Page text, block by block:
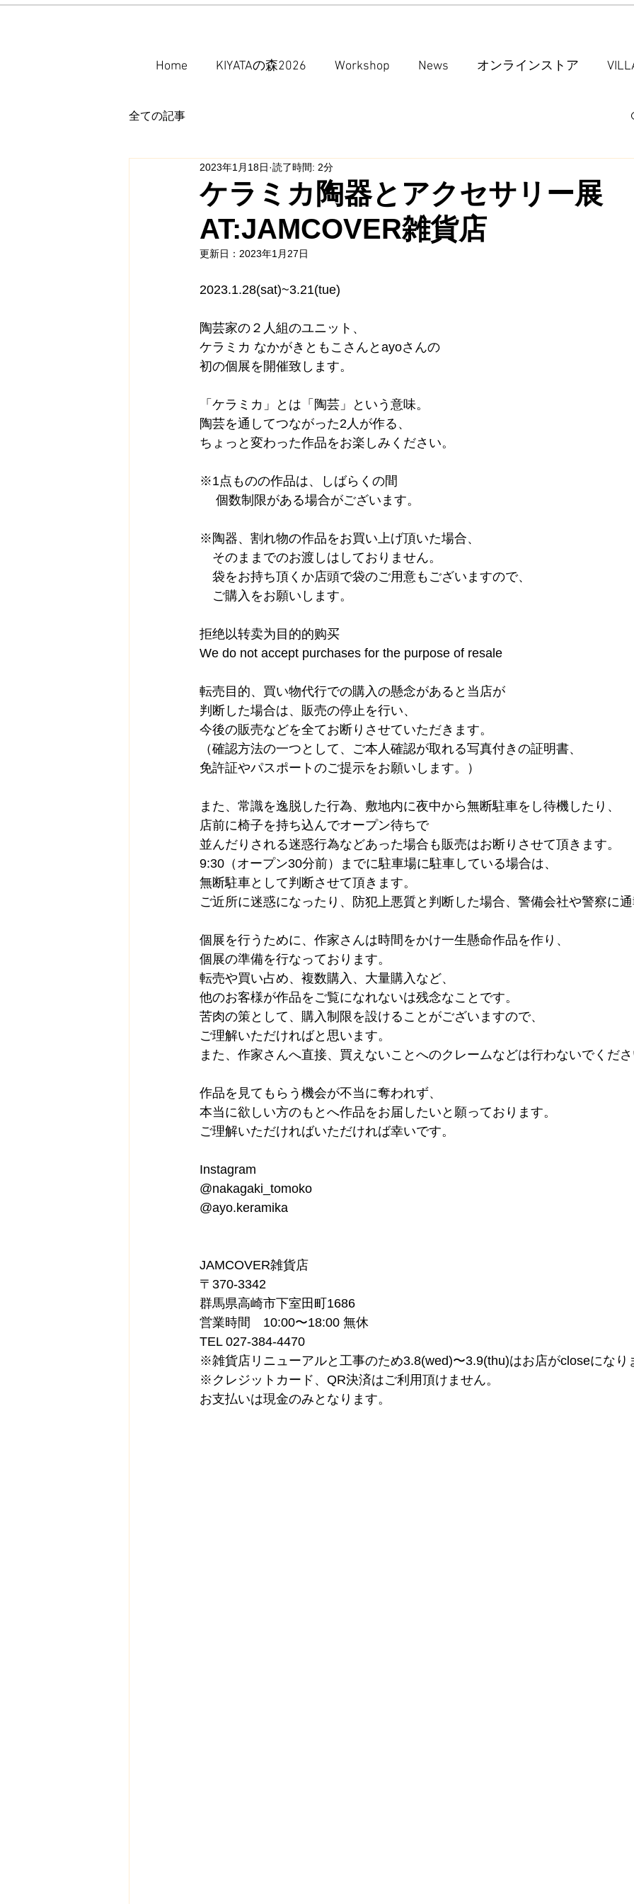
Home KIYATAの森2026 Workshop News オンラインストア
全ての記事
ケラミカ陶器とアクセサリー展
AT:JAMCOVER雑貨店
2023年1月18日 読了時間: 2分
更新日： 2023年1月27日
2023.1.28(sat)~3.21(tue)
陶芸家の２人組のユニット、
ケラミカ なかがきともこさんとayoさんの
初の個展を開催致します。
「ケラミカ」とは「陶芸」という意味。
陶芸を通してつながった2人が作る、
ちょっと変わった作品をお楽しみください。
※1点ものの作品は、しばらくの間
個数制限がある場合がございます。
※陶器、割れ物の作品をお買い上げ頂いた場合、
そのままでのお渡しはしておりません。
袋をお持ち頂くか店頭で袋のご用意もございますので、
ご購入をお願いします。
拒绝以转卖为目的的购买
We do not accept purchases for the purpose of resale
転売目的、買い物代行での購入の懸念があると当店が
判断した場合は、販売の停止を行い、
今後の販売などを全てお断りさせていただきます。
（確認方法の一つとして、ご本人確認が取れる写真付きの証明書、
免許証やパスポートのご提示をお願いします。）
また、常識を逸脱した行為、敷地内に夜中から無断駐車をし待機したり、
店前に椅子を持ち込んでオープン待ちで
並んだりされる迷惑行為などあった場合も販売はお断りさせて頂きます。
9:30（オープン30分前）までに駐車場に駐車している場合は、
無断駐車として判断させて頂きます。
ご近所に迷惑になったり、防犯上悪質と判断した場合、警備会社や警察に
個展を行うために、作家さんは時間をかけ一生懸命作品を作り、
個展の準備を行なっております。
転売や買い占め、複数購入、大量購入など、
他のお客様が作品をご覧になれないは残念なことです。
苦肉の策として、購入制限を設けることがございますので、
ご理解いただければと思います。
また、作家さんへ直接、買えないことへのクレームなどは行わないでくだ
作品を見てもらう機会が不当に奪われず、
本当に欲しい方のもとへ作品をお届したいと願っております。
ご理解いただければいただければ幸いです。
Instagram
@nakagaki_tomoko
@ayo.keramika
JAMCOVER雑貨店
〒370-3342
群馬県高崎市下室田町1686
営業時間　10:00〜18:00 無休
TEL 027-384-4470
※雑貨店リニューアルと工事のため3.8(wed)〜3.9(thu)はお店がcloseになり
※クレジットカード、QR決済はご利用頂けません。
お支払いは現金のみとなります。